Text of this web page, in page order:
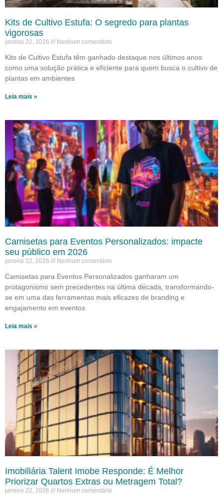
Kits de Cultivo Estufa: O segredo para plantas
vigorosas
janeiro 22, 2026 Nenhum comentário
Kits de Cultivo Estufa têm ganhado destaque nos últimos anos
como uma solução prática e eficiente para quem busca o cultivo de
plantas em ambientes
Leia mais »
Camisetas para Eventos Personalizados: impacte
seu público em 2026
janeiro 22, 2026 Nenhum comentário
Camisetas para Eventos Personalizados ganharam um
protagonismo sem precedentes na última década, transformando-
se em uma das ferramentas mais eficazes de branding e
engajamento em eventos
Leia mais »
Imobiliária Talent Imobe Responde: É Melhor
Priorizar Quartos Extras ou Metragem Total?
janeiro 22, 2026 Nenhum comentário